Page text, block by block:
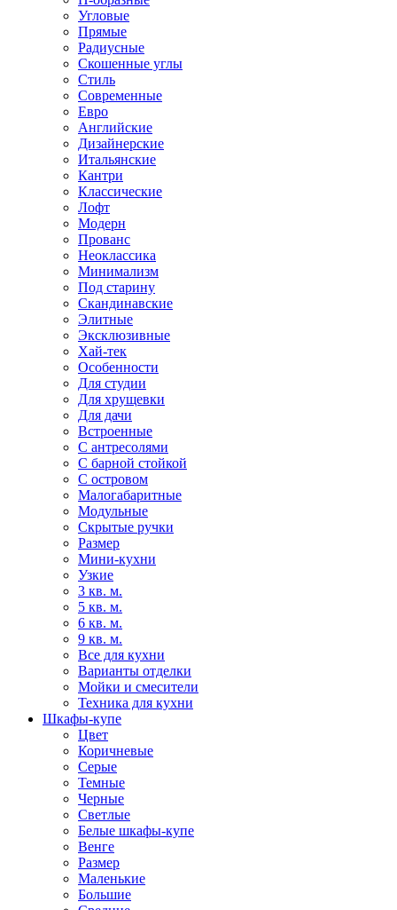
Угловые
Прямые
Радиусные
Скошенные углы
Стиль
Современные
Евро
Английские
Дизайнерские
Итальянские
Кантри
Классические
Лофт
Модерн
Прованс
Неоклассика
Минимализм
Под старину
Скандинавские
Элитные
Эксклюзивные
Хай-тек
Особенности
Для студии
Для хрущевки
Для дачи
Встроенные
С антресолями
С барной стойкой
С островом
Малогабаритные
Модульные
Скрытые ручки
Размер
Мини-кухни
Узкие
3 кв. м.
5 кв. м.
6 кв. м.
9 кв. м.
Все для кухни
Варианты отделки
Мойки и смесители
Техника для кухни
Шкафы-купе
Цвет
Коричневые
Серые
Темные
Черные
Светлые
Белые шкафы-купе
Венге
Размер
Маленькие
Большие